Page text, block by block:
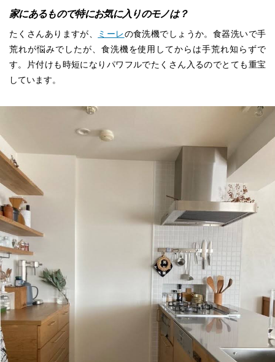
家にあるもので特にお気に入りのモノは？
たくさんありますが、 ミーレの食洗機でしょうか。食器洗いで手
荒れが悩みでしたが、食洗機を使用してからは手荒れ知らずで
す。片付けも時短になりパワフルでたくさん入るのでとても重宝
しています。